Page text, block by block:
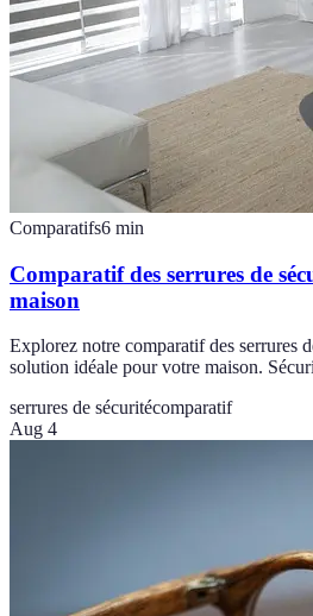
Comparatifs6 min
Comparatif des serrures de
maison
Explorez notre comparatif des serrures
solution idéale pour votre maison.
serrures de sécuritécomparatif
Aug 4